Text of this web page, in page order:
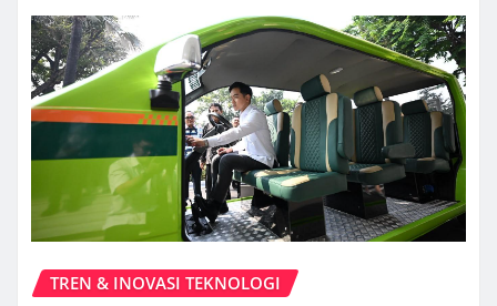
TREN & INOVASI TEKNOLOGI